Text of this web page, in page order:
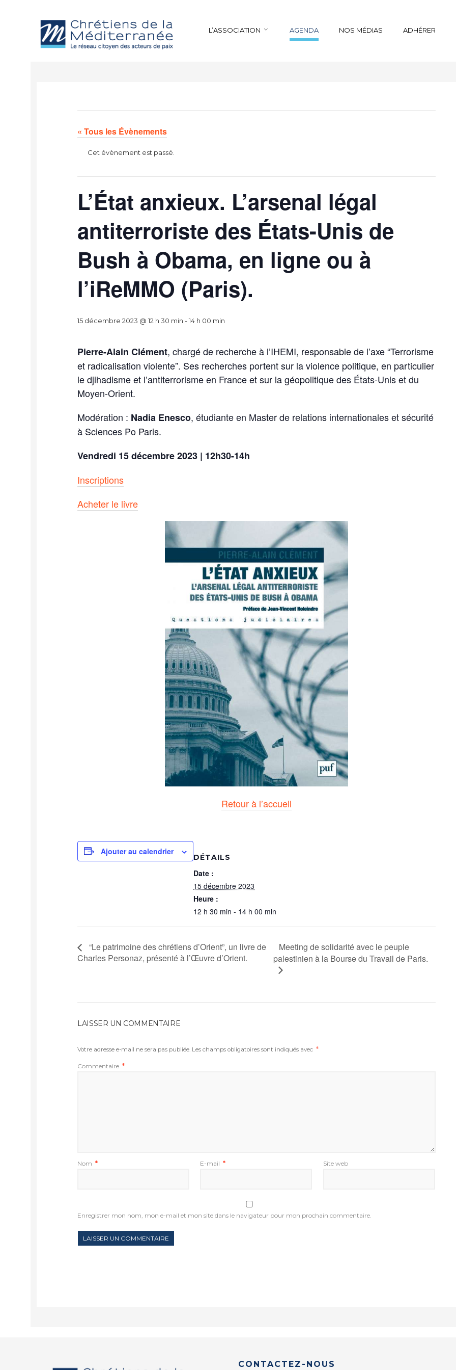
L’ASSOCIATION AGENDA NOS MÉDIAS ADHÉRER
« Tous les Évènements
Cet évènement est passé.
L’État anxieux. L’arsenal légal
antiterroriste des États-Unis de
Bush à Obama, en ligne ou à
l’iReMMO (Paris).
15 décembre 2023 @ 12 h 30 min -14 h 00 min
Pierre-Alain Clément, chargé de recherche à l’IHEMI, responsable de l’axe “Terrorisme
et radicalisation violente”. Ses recherches portent sur la violence politique, en particulier
le djihadisme et l’antiterrorisme en France et sur la géopolitique des États-Unis et du
Moyen-Orient.
Modération : Nadia Enesco, étudiante en Master de relations internationales et sécurité
à Sciences Po Paris.
Vendredi 15 décembre 2023 | 12h30-14h
Inscriptions
Acheter le livre
Retour à l’accueil
Ajouter au calendrier
DÉTAILS
Date :
15 décembre 2023
Heure :
12 h 30 min - 14 h 00 min
“Le patrimoine des chrétiens d’Orient”, un livre de
Charles Personaz, présenté à l’Œuvre d’Orient.
Meeting de solidarité avec le peuple
palestinien à la Bourse du Travail de Paris.
LAISSER UN COMMENTAIRE
Votre adresse e-mail ne sera pas publiée. Les champs obligatoires sont indiqués avec *
Commentaire *
Nom * E-mail * Site web
Enregistrer mon nom, mon e-mail et mon site dans le navigateur pour mon prochain commentaire.
CONTACTEZ-NOUS